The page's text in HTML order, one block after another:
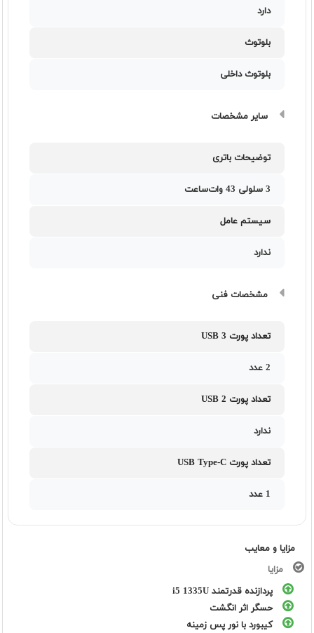
دارد
بلوتوث
بلوتوث داخلی
سایر مشخصات
توضیحات باتری
3 سلولی 43 وات‌ساعت
سیستم عامل
ندارد
مشخصات فنی
تعداد پورت USB 3
2 عدد
تعداد پورت USB 2
ندارد
تعداد پورت USB Type-C
1 عدد
مزایا و معایب
مزایا
پردازنده قدرتمند i5 1335U
حسگر اثر انگشت
کیبورد با نور پس زمینه